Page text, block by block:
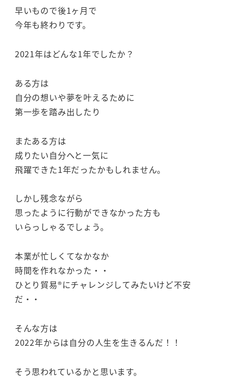
早いもので後1ヶ月で
今年も終わりです。
2021年はどんな1年でしたか？
ある方は
自分の想いや夢を叶えるために
第一歩を踏み出したり
またある方は
成りたい自分へと一気に
飛躍できた1年だったかもしれません。
しかし残念ながら
思ったように行動ができなかった方も
いらっしゃるでしょう。
本業が忙しくてなかなか
時間を作れなかった・・
ひとり貿易®にチャレンジしてみたいけど不安
だ・・
そんな方は
2022年からは自分の人生を生きるんだ！！
そう思われているかと思います。